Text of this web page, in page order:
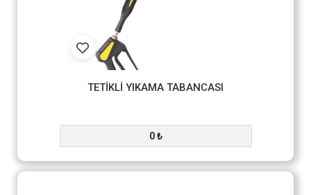
TETİKLİ YIKAMA TABANCASI
0 ₺